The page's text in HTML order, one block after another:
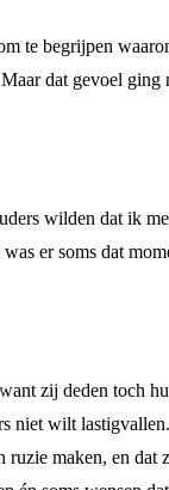
te begrijpen
dat gevoel
wilden dat ik
er soms dat
zij deden toch
niet wilt
maken, en